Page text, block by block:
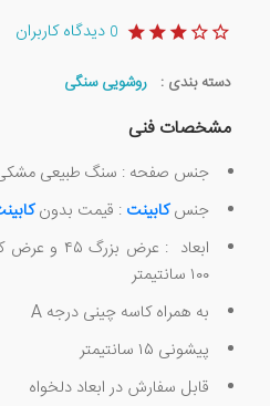
0 دیدگاه کاربران
دسته بندی : روشویی سنگی
مشخصات فنی
جنس صفحه : سنگ طبیعی مشکی
جنسکابینت : قیمت بدون
۱۰۰ سانتیمتر
به همراه کاسه چینی درجه A
پیشونی ۱۵ سانتیمتر
قابل سفارش در ابعاد دلخواه